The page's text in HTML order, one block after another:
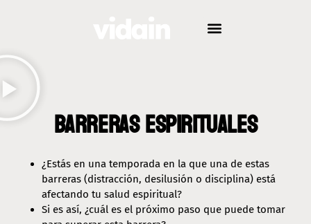
Barreras Espirituales
¿Estás en una temporada en la que una de estas
barreras (distracción, desilusión o disciplina) está
afectando tu salud espiritual?
Si es así, ¿cuál es el próximo paso que puede tomar